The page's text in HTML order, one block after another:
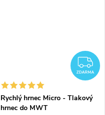
ZDARMA
Rychlý hrnec Micro - Tlakový
hrnec do MWT